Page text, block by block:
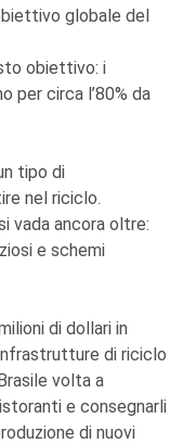
globale del
obiettivo: i
per circa l’80% da
tipo di
nel riciclo.
vada ancora oltre:
e schemi
di dollari in
di riciclo
volta a
e consegnarli
di nuovi